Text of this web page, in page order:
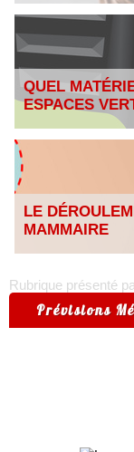
QUEL
ESPACES
LE
MAMMAIRE
Rubrique présenté
Prévisions